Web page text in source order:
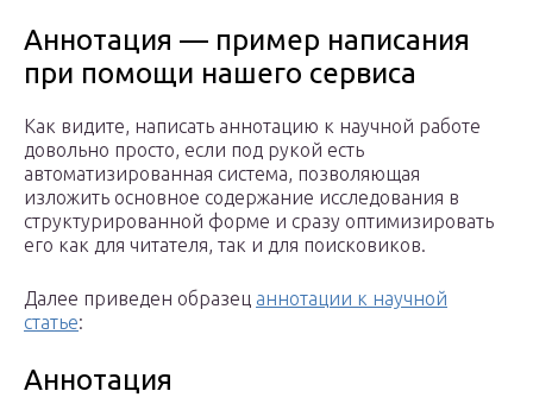
Аннотация — пример написания
при помощи нашего сервиса
Как видите, написать аннотацию к научной работе
довольно просто, если под рукой есть
автоматизированная система, позволяющая
изложить основное содержание исследования в
структурированной форме и сразу оптимизировать
его как для читателя, так и для поисковиков.
Далее приведен образец аннотации к научной
статье:
Аннотация